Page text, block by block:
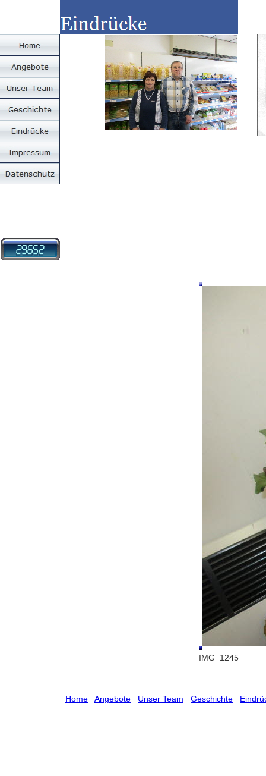
IMG_1245
Home Angebote Unser Team Geschichte